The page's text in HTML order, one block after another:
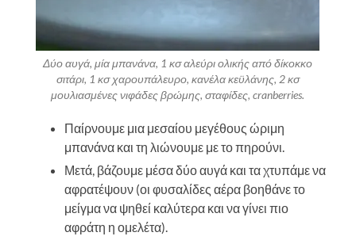
Δύο αυγά, μία μπανάνα, 1 κσ αλεύρι ολικής από δίκοκκο
σιτάρι, 1 κσ χαρουπάλευρο, κανέλα κεϋλάνης, 2 κσ
μουλιασμένες νιφάδες βρώμης, σταφίδες, cranberries.
Παίρνουμε μια μεσαίου μεγέθους ώριμη
μπανάνα και τη λιώνουμε με το πηρούνι.
Μετά, βάζουμε μέσα δύο αυγά και τα χτυπάμε να
αφρατέψουν (οι φυσαλίδες αέρα βοηθάνε το
μείγμα να ψηθεί καλύτερα και να γίνει πιο
αφράτη η ομελέτα).